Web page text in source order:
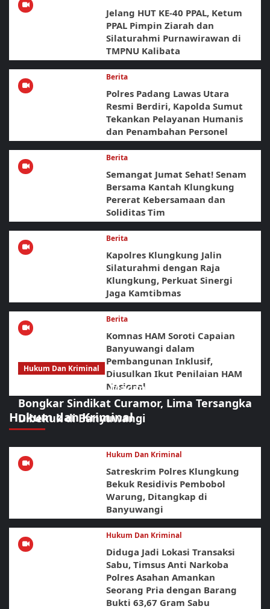
Jelang HUT KE-40 PPAL, Ketum
PPAL Pimpin Ziarah dan
Silaturahmi Purnawirawan di
TMPNU Kalibata
Berita
Polres Padang Lawas Utara
Resmi Berdiri, Kapolda Sumut
Tekankan Pelayanan Humanis
dan Penambahan Personel
Berita
Semangat Jumat Sehat! Senam
Bersama Kantah Klungkung
Pererat Kebersamaan dan
Soliditas Tim
Berita
Kapolres Klungkung Jalin
Silaturahmi dengan Raja
Klungkung, Perkuat Sinergi
Jaga Kamtibmas
Berita
Komnas HAM Soroti Capaian
Banyuwangi dalam
Pembangunan Inklusif,
Diusulkan Ikut Penilaian HAM
Nasional
Hukum dan Kriminal
Hukum Dan Kriminal
Sikat Habis! URC Macan Blambangan
Bongkar Sindikat Curamor, Lima Tersangka
Dibekuk di Banyuwangi
Hukum Dan Kriminal
Satreskrim Polres Klungkung
Bekuk Residivis Pembobol
Warung, Ditangkap di
Banyuwangi
Hukum Dan Kriminal
Diduga Jadi Lokasi Transaksi
Sabu, Timsus Anti Narkoba
Polres Asahan Amankan
Seorang Pria dengan Barang
Bukti 63,67 Gram Sabu